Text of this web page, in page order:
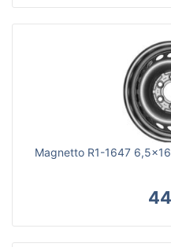
Magnetto R1-1647